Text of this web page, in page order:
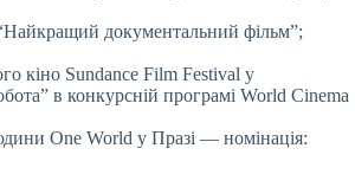
документальний фільм”;
кіно Sundance Film Festival у
в конкурсній програмі World Cinema
One World у Празі — номінація: